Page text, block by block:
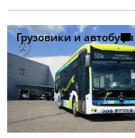
Грузовики и автобусы